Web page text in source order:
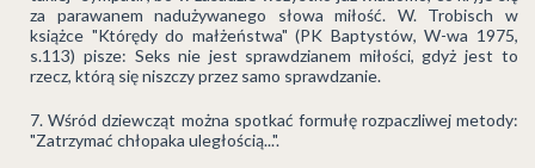
za parawanem nadużywanego słowa miłość. W. Trobisch w
książce "Którędy do małżeństwa" (PK Baptystów, W-wa 1975,
s.113) pisze: Seks nie jest sprawdzianem miłości, gdyż jest to
rzecz, którą się niszczy przez samo sprawdzanie.
Wśród dziewcząt można spotkać formułę rozpaczliwej metody:
"Zatrzymać chłopaka uległością...".